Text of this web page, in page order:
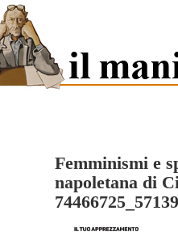
Femminismi e
napoletana di